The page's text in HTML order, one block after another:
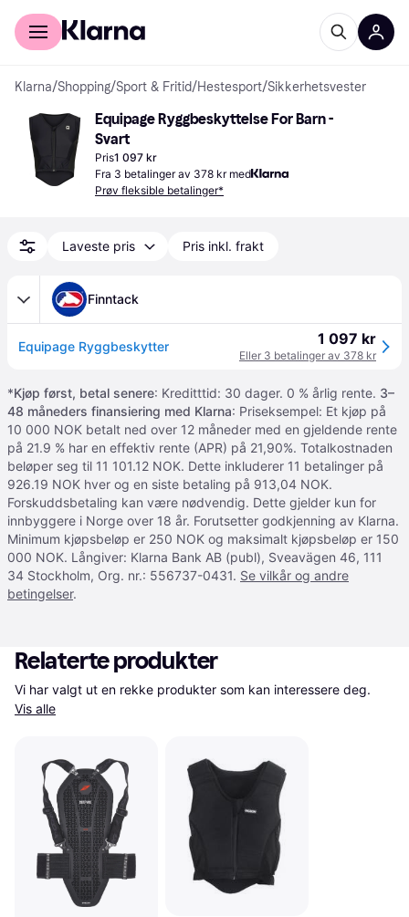
For kunder
Klarna/Shopping/Sport & Fritid/Hestesport/Sikkerhetsvester
Equipage Ryggbeskyttelse For Barn -
Svart
Pris1 097 kr
Fra 3 betalinger av 378 kr med
Prøv fleksible betalinger*
Laveste pris Pris inkl. frakt
Finntack
Equipage Ryggbeskytter 1 097 kr
Eller 3 betalinger av 378 kr
*Kjøp først, betal senere: Kreditttid: 30 dager. 0 % årlig rente. 3–
48 måneders finansiering med Klarna: Priseksempel: Et kjøp på
10 000 NOK betalt ned over 12 måneder med en gjeldende rente
på 21.9 % har en effektiv rente (APR) på 21,90%. Totalkostnaden
beløper seg til 11 101.12 NOK. Dette inkluderer 11 betalinger på
926.19 NOK hver og en siste betaling på 913,04 NOK.
Forskuddsbetaling kan være nødvendig. Dette gjelder kun for
innbyggere i Norge over 18 år. Forutsetter godkjenning av Klarna.
Minimum kjøpsbeløp er 250 NOK og maksimalt kjøpsbeløp er 150
000 NOK. Långiver: Klarna Bank AB (publ), Sveavägen 46, 111
34 Stockholm, Org. nr.: 556737-0431. Se vilkår og andre
betingelser.
Relaterte produkter
Vis alle